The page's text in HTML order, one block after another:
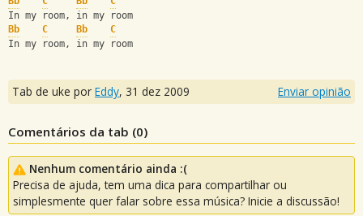
In my room, in my room
Bb
C Bb
C
In my room, in my room
Tab de uke por Eddy, 31 dez 2009 Enviar opinião
Comentários da tab (0)
Nenhum comentário ainda :(
Precisa de ajuda, tem uma dica para compartilhar ou
simplesmente quer falar sobre essa música? Inicie a discussão!